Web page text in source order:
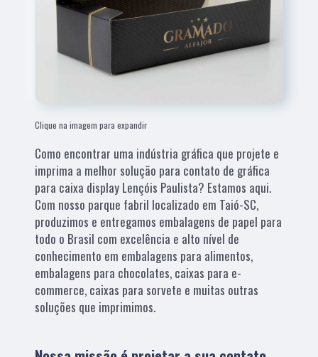
Clique na imagem para expandir
Como encontrar uma indústria gráfica que projete e
imprima a melhor solução para contato de gráfica
para caixa display Lençóis Paulista? Estamos aqui.
Com nosso parque fabril localizado em Taió-SC,
produzimos e entregamos embalagens de papel para
todo o Brasil com excelência e alto nível de
conhecimento em embalagens para alimentos,
embalagens para chocolates, caixas para e-
commerce, caixas para sorvete e muitas outras
soluções que imprimimos.